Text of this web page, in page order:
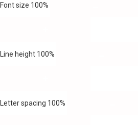
Font size 100%
Line height 100%
Letter spacing 100%